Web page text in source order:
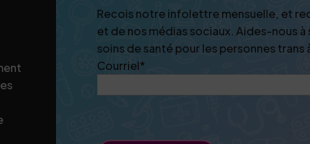
Recois notre infolettre mensuelle, et
et de nos médias sociaux. Aides-nous
soins de santé pour les personnes trans
Courriel*